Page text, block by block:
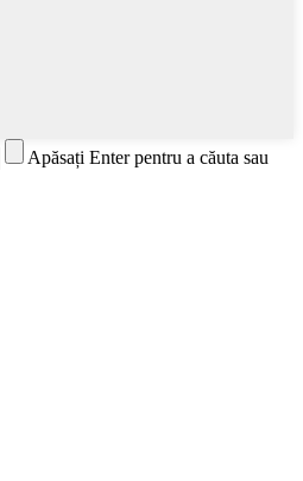
Apăsați Enter pentru a căuta sau